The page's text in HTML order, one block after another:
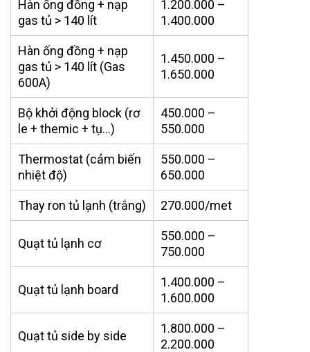
Hàn ống đồng + nạp
gas tủ > 140 lít
1.200.000 –
1.400.000
Hàn ống đồng + nạp
gas tủ > 140 lít (Gas
600A)
1.450.000 –
1.650.000
Bộ khởi động block (rơ
le + themic + tụ…)
450.000 –
550.000
Thermostat (cảm biến
nhiệt độ)
550.000 –
650.000
Thay ron tủ lạnh (trắng) 270.000/met
Quạt tủ lạnh cơ
550.000 –
750.000
Quạt tủ lạnh board
1.400.000 –
1.600.000
Quạt tủ side by side
1.800.000 –
2.200.000